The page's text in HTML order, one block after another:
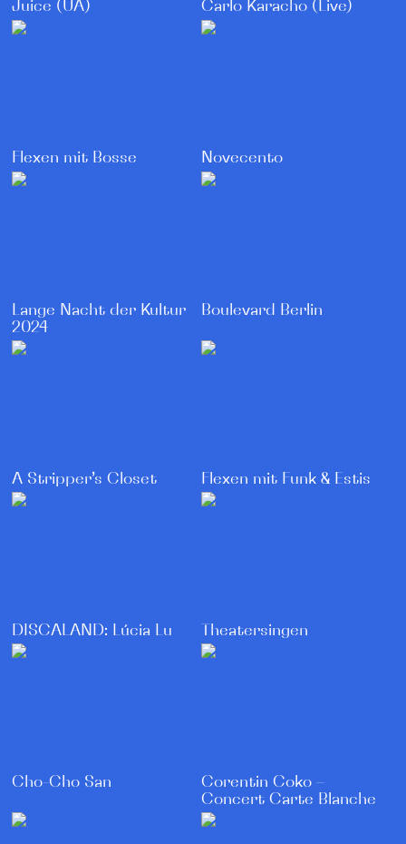
Juice (UA) Carlo Karacho (Live)
Flexen mit Bosse Novecento
Lange Nacht der Kultur
2024
Boulevard Berlin
A Stripper’s Closet Flexen mit Funk & Estis
DISCALAND: Lúcia Lu Theatersingen
Cho-Cho San
Corentin Coko –
Concert Carte Blanche